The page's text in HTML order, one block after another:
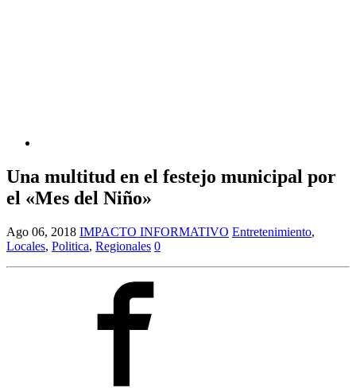
Una multitud en el festejo municipal por
el «Mes del Niño»
Ago 06, 2018 IMPACTO INFORMATIVO Entretenimiento,
Locales, Politica, Regionales 0